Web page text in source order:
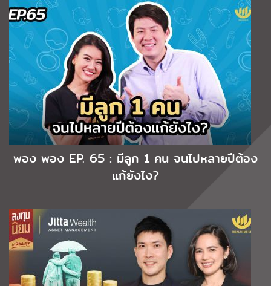
พอง พอง EP. 65 : มีลูก 1 คน จนไปหลายปีต้อง
แก้ยังไง?